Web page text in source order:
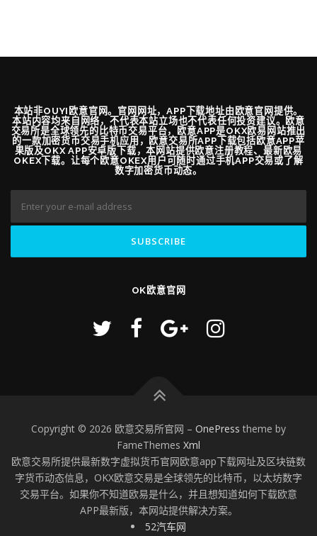
本站非OUYI欧意官网。官网网址，APP下载地址由欧意官网提供。
本站内容均来自网络，不代表本站立场也不代表任何投资建议。欧意
交易所是全球领先的比特币交易平台，欧意APP是OKX欧易网站推出
的一款加密货币交易手机应用，欧意交易所APP下载包括欧意APP苹
果版及OKX APP安卓版下载，本网站提供欧意注册教程、最新欧易
OKEX下载。让每个欧意OKEX用户可随时通过手机APP交易或了解
数字加密货币动态。
OK欧意官网
Copyright © 2026 欧意交易所官网 – OnePress theme by
FameThemes Xml
欧意交易所提供最新数字虚拟货币官网欧意app下载网址及区块链数
字货币动态信息，OKX欧意交易是全球领先的比特币，以太坊数字
交易平台。如果你不知道欧易是什么，并且想知道如何下载欧意
APP最新版，本网站提供解决方案。
52汽车网